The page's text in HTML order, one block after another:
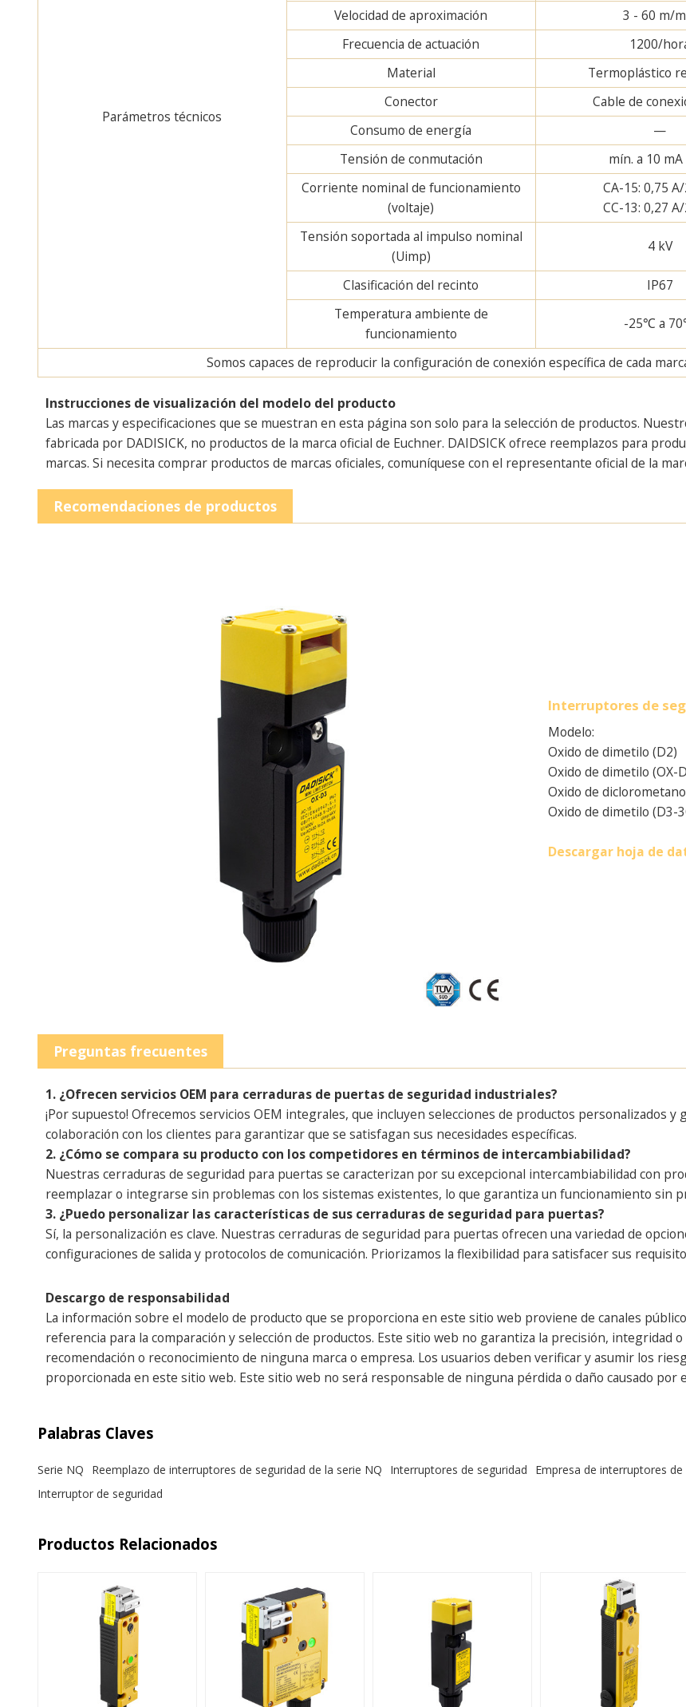
Parámetros técnicos
Velocidad de aproximación
3 - 60 m/
Frecuencia de actuación
1200/
Material
Termoplástico
Conector
Cable de
Consumo de energía
—
Tensión de conmutación
mín. a 10 mA
Corriente nominal de funcionamiento
(voltaje)
CA-15: 0,75
CC-13: 0,27
Tensión soportada al impulso nominal
(Uimp)
4 kV
Clasificación del recinto IP67
Temperatura ambiente de
funcionamiento
-25℃ a
Somos capaces de reproducir la configuración de conexión específica de cada
Instrucciones de visualización del modelo del producto
Las marcas y especificaciones que se muestran en esta página son solo para la selección de productos.
fabricada por DADISICK, no productos de la marca oficial de Euchner. DAIDSICK ofrece reemplazos para
marcas. Si necesita comprar productos de marcas oficiales, comuníquese con el representante oficial de la
Recomendaciones de productos
Interruptores de
Modelo:
Oxido de dimetilo (D2)
Oxido de dimetilo (OX-
Oxido de
Oxido de dimetilo (D3-
Descargar hoja de
Preguntas frecuentes
1. ¿Ofrecen servicios OEM para cerraduras de puertas de seguridad industriales?
¡Por supuesto! Ofrecemos servicios OEM integrales, que incluyen selecciones de productos personalizados
colaboración con los clientes para garantizar que se satisfagan sus necesidades específicas.
2. ¿Cómo se compara su producto con los competidores en términos de intercambiabilidad?
Nuestras cerraduras de seguridad para puertas se caracterizan por su excepcional intercambiabilidad con
reemplazar o integrarse sin problemas con los sistemas existentes, lo que garantiza un funcionamiento sin
3. ¿Puedo personalizar las características de sus cerraduras de seguridad para puertas?
Sí, la personalización es clave. Nuestras cerraduras de seguridad para puertas ofrecen una variedad de
configuraciones de salida y protocolos de comunicación. Priorizamos la flexibilidad para satisfacer sus
Descargo de responsabilidad
La información sobre el modelo de producto que se proporciona en este sitio web proviene de canales
referencia para la comparación y selección de productos. Este sitio web no garantiza la precisión, integridad
recomendación o reconocimiento de ninguna marca o empresa. Los usuarios deben verificar y asumir los
proporcionada en este sitio web. Este sitio web no será responsable de ninguna pérdida o daño causado por
Palabras Claves
Serie NQ Reemplazo de interruptores de seguridad de la serie NQ Interruptores de seguridad Empresa de interruptores de
Interruptor de seguridad
Productos Relacionados